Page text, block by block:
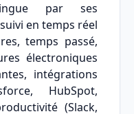
par ses
en temps réel
temps passé,
électroniques
intégrations
HubSpot,
(Slack,